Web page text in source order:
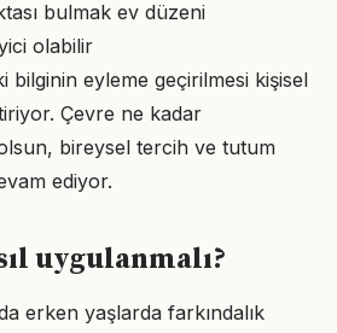
bulmak ev düzeni
olabilir
bilginin eyleme geçirilmesi kişisel
Çevre ne kadar
bireysel tercih ve tutum
ediyor.
uygulanmalı?
erken yaşlarda farkındalık